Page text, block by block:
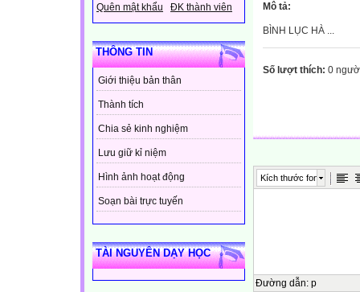
Quên mật khẩu ĐK thành viên
THÔNG TIN
Giới thiệu bản thân
Thành tích
Chia sẻ kinh nghiệm
Lưu giữ kỉ niệm
Hình ảnh hoạt động
Soạn bài trực tuyến
TÀI NGUYÊN DẠY HỌC
Mô tả:
BÌNH LỤC HÀ ...
Số lượt thích: 0
Kích thước font
Đường dẫn: p